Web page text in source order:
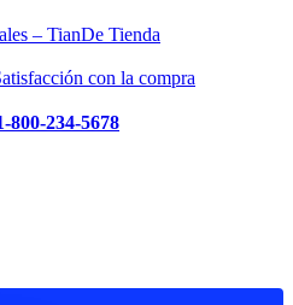
– TianDe Tienda
con la compra
800-234-5678